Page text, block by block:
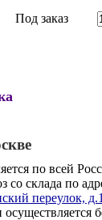
Под заказ
по всей
со склада по
переулок,